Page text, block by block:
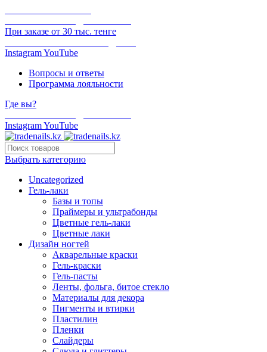
При заказе от 30 тыс. тенге
InstagramYouTube
Вопросы и ответы
Программа лояльности
Где вы?
InstagramYouTube
Выбрать категорию
Uncategorized
Гель-лаки
Базы и топы
Праймеры и ультрабонды
Цветные гель-лаки
Цветные лаки
Дизайн ногтей
Акварельные краски
Гель-краски
Гель-пасты
Ленты, фольга, битое стекло
Материалы для декора
Пигменты и втирки
Пластилин
Пленки
Слайдеры